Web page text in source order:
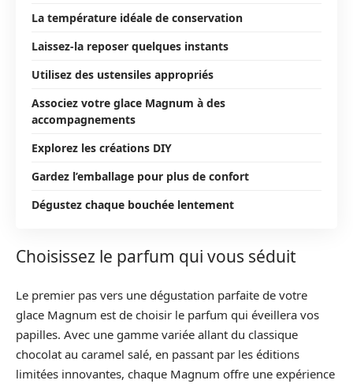
La température idéale de conservation
Laissez-la reposer quelques instants
Utilisez des ustensiles appropriés
Associez votre glace Magnum à des
accompagnements
Explorez les créations DIY
Gardez l’emballage pour plus de confort
Dégustez chaque bouchée lentement
Choisissez le parfum qui vous séduit
Le premier pas vers une dégustation parfaite de votre
glace Magnum est de choisir le parfum qui éveillera vos
papilles. Avec une gamme variée allant du classique
chocolat au caramel salé, en passant par les éditions
limitées innovantes, chaque Magnum offre une expérience